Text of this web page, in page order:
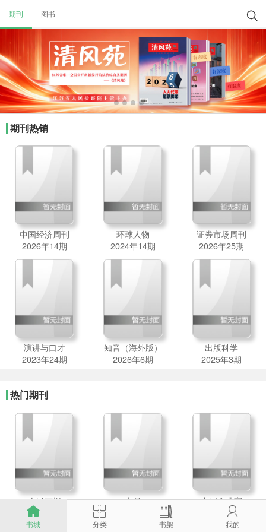
期刊 图书 
期刊热销
中国经济周刊
2026年14期
环球人物
2024年14期
证券市场周刊
2026年25期
演讲与口才
2023年24期
知音（海外版）
2026年6期
出版科学
2025年3期
热门期刊
人民画报
2026年7期
十月
中国企业家
2026年6期

书城

分类

书架

我的